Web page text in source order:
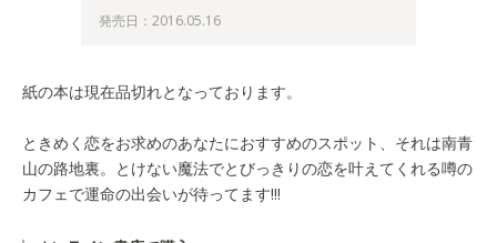
発売日：2016.05.16
紙の本は現在品切れとなっております。
ときめく恋をお求めのあなたにおすすめのスポット、それは南青
山の路地裏。とけない魔法でとびっきりの恋を叶えてくれる噂の
カフェで運命の出会いが待ってます!!!